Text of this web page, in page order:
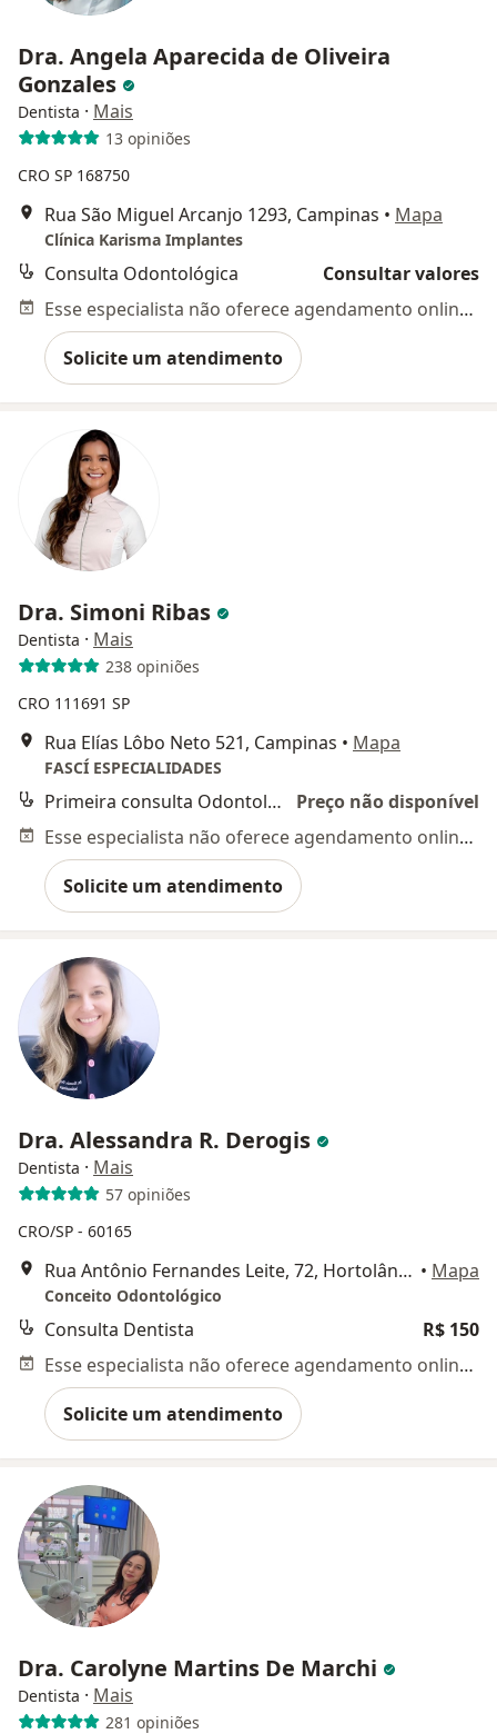
Dra. Angela Aparecida de Oliveira
Gonzales
Dentista · Mais
13 opiniões
CRO SP 168750
Rua São Miguel Arcanjo 1293, Campinas • Mapa
Clínica Karisma Implantes
Consulta Odontológica
Consultar valores
Esse especialista não oferece agendamento online para esse endereço.
Solicite um atendimento
Dra. Simoni Ribas
Dentista · Mais
238 opiniões
CRO 111691 SP
Rua Elías Lôbo Neto 521, Campinas • Mapa
FASCÍ ESPECIALIDADES
Primeira consulta Odontológica
Preço não disponível
Esse especialista não oferece agendamento online para esse endereço.
Solicite um atendimento
Dra. Alessandra R. Derogis
Dentista · Mais
57 opiniões
CRO/SP - 60165
Rua Antônio Fernandes Leite, 72, Hortolândia • Mapa
Conceito Odontológico
Consulta Dentista
R$ 150
Esse especialista não oferece agendamento online para esse endereço.
Solicite um atendimento
Dra. Carolyne Martins De Marchi
Dentista · Mais
281 opiniões